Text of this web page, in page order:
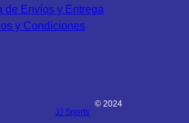
de Envíos y Entrega
y Condiciones
JJ Sports
© 2024